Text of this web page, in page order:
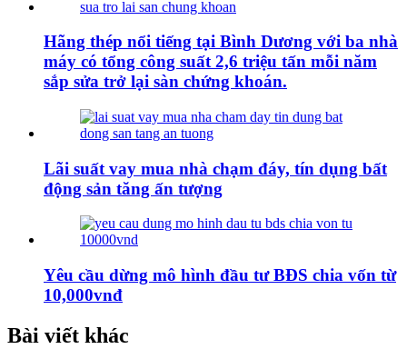
Hãng thép nổi tiếng tại Bình Dương với ba nhà
máy có tổng công suất 2,6 triệu tấn mỗi năm
sắp sửa trở lại sàn chứng khoán.
Lãi suất vay mua nhà chạm đáy, tín dụng bất
động sản tăng ấn tượng
Yêu cầu dừng mô hình đầu tư BĐS chia vốn từ
10,000vnđ
Bài viết khác